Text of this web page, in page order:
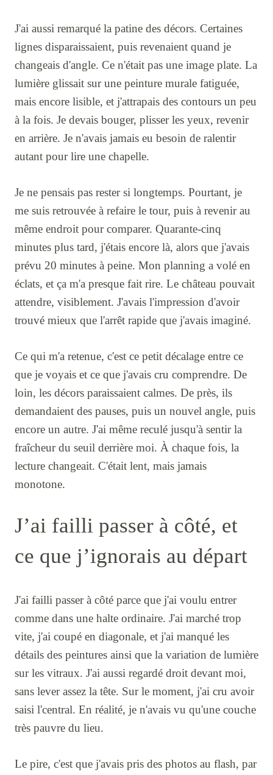
J'ai aussi remarqué la patine des décors. Certaines
lignes disparaissaient, puis revenaient quand je
changeais d'angle. Ce n'était pas une image plate. La
lumière glissait sur une peinture murale fatiguée,
mais encore lisible, et j'attrapais des contours un peu
à la fois. Je devais bouger, plisser les yeux, revenir
en arrière. Je n'avais jamais eu besoin de ralentir
autant pour lire une chapelle.
Je ne pensais pas rester si longtemps. Pourtant, je
me suis retrouvée à refaire le tour, puis à revenir au
même endroit pour comparer. Quarante-cinq
minutes plus tard, j'étais encore là, alors que j'avais
prévu 20 minutes à peine. Mon planning a volé en
éclats, et ça m'a presque fait rire. Le château pouvait
attendre, visiblement. J'avais l'impression d'avoir
trouvé mieux que l'arrêt rapide que j'avais imaginé.
Ce qui m'a retenue, c'est ce petit décalage entre ce
que je voyais et ce que j'avais cru comprendre. De
loin, les décors paraissaient calmes. De près, ils
demandaient des pauses, puis un nouvel angle, puis
encore un autre. J'ai même reculé jusqu'à sentir la
fraîcheur du seuil derrière moi. À chaque fois, la
lecture changeait. C'était lent, mais jamais
monotone.
J’ai failli passer à côté, et
ce que j’ignorais au départ
J'ai failli passer à côté parce que j'ai voulu entrer
comme dans une halte ordinaire. J'ai marché trop
vite, j'ai coupé en diagonale, et j'ai manqué les
détails des peintures ainsi que la variation de lumière
sur les vitraux. J'ai aussi regardé droit devant moi,
sans lever assez la tête. Sur le moment, j'ai cru avoir
saisi l'central. En réalité, je n'avais vu qu'une couche
très pauvre du lieu.
Le pire, c'est que j'avais pris des photos au flash, par